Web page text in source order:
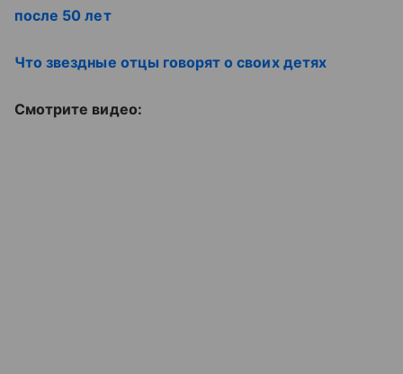
после 50 лет
Что звездные отцы говорят о своих детях
Смотрите видео: